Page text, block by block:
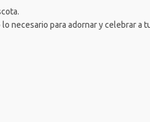
necesario para adornar y celebrar a